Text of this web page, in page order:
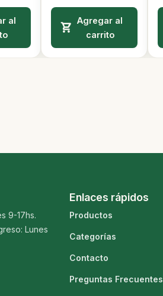
al
Agregar al
carrito
9-17hs.
Lunes
Enlaces rápidos
Productos
Categorías
Contacto
Preguntas Frecuentes